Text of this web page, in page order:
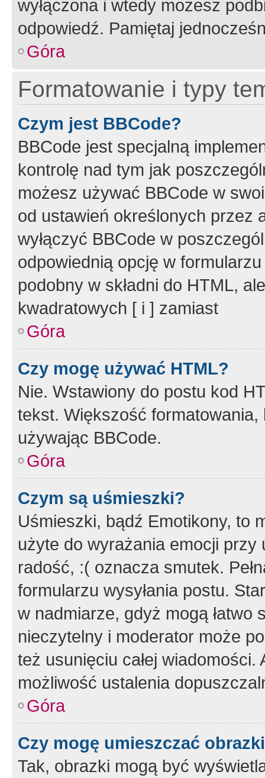
wyłączona i wtedy możesz
odpowiedź. Pamiętaj
Góra
Formatowanie i typy
Czym jest BBCode?
BBCode jest specjalną
kontrolę nad tym jak
możesz używać BBCode w
od ustawień określonych przez
wyłączyć BBCode w
odpowiednią opcję w
podobny w składni do HTML,
kwadratowych [ i ] zamiast
Góra
Czy mogę używać HTML?
Nie. Wstawiony do postu kod
tekst. Większość
używając BBCode.
Góra
Czym są uśmieszki?
Uśmieszki, bądź Emotikony, to
użyte do wyrażania emocji
radość, :( oznacza smutek.
formularzu wysyłania postu.
w nadmiarze, gdyż mogą
nieczytelny i moderator może
też usunięciu całej
możliwość ustalenia
Góra
Czy mogę umieszczać
Tak, obrazki mogą być